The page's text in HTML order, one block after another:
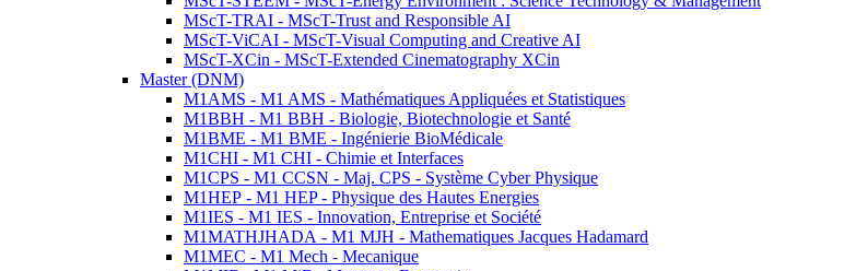
MScT-TRAI - MScT-Trust and Responsible AI
MScT-ViCAI - MScT-Visual Computing and Creative AI
MScT-XCin - MScT-Extended Cinematography XCin
Master (DNM)
M1AMS - M1 AMS - Mathématiques Appliquées et Statistiques
M1BBH - M1 BBH - Biologie, Biotechnologie et Santé
M1BME - M1 BME - Ingénierie BioMédicale
M1CHI - M1 CHI - Chimie et Interfaces
M1CPS - M1 CCSN - Maj. CPS - Système Cyber Physique
M1HEP - M1 HEP - Physique des Hautes Energies
M1IES - M1 IES - Innovation, Entreprise et Société
M1MATHJHADA - M1 MJH - Mathematiques Jacques Hadamard
M1MEC - M1 Mech - Mecanique